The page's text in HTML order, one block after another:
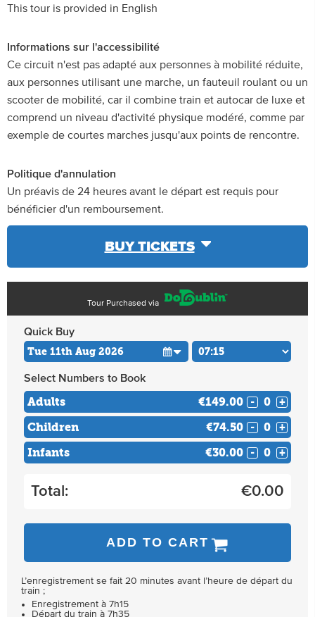
This tour is provided in English
Informations sur l'accessibilité
Ce circuit n'est pas adapté aux personnes à mobilité réduite,
aux personnes utilisant une marche, un fauteuil roulant ou un
scooter de mobilité, car il combine train et autocar de luxe et
comprend un niveau d'activité physique modéré, comme par
exemple de courtes marches jusqu'aux points de rencontre.
Politique d'annulation
Un préavis de 24 heures avant le départ est requis pour
bénéficier d'un remboursement.
BUY TICKETS
Tour Purchased via
Quick Buy
Select Numbers to Book
Adults €149.00 - +
Children €74.50 - +
Infants €30.00 - +
Total: €0.00
ADD TO CART
L’enregistrement se fait 20 minutes avant l’heure de départ du
train ;
Enregistrement à 7h15
Départ du train à 7h35